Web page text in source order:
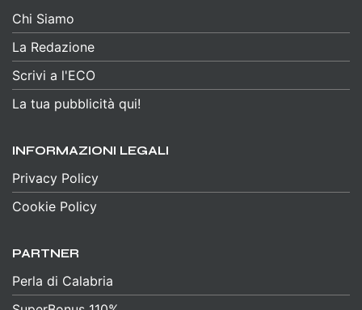
Chi Siamo
La Redazione
Scrivi a l'ECO
La tua pubblicità qui!
INFORMAZIONI LEGALI
Privacy Policy
Cookie Policy
PARTNER
Perla di Calabria